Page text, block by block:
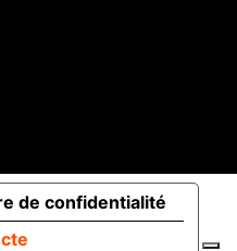
de confidentialité